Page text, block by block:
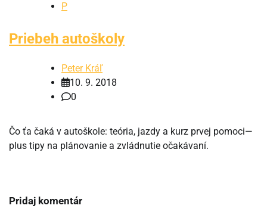
P
Priebeh autoškoly
Peter Kráľ
10. 9. 2018
0
Čo ťa čaká v autoškole: teória, jazdy a kurz prvej pomoci—
plus tipy na plánovanie a zvládnutie očakávaní.
Pridaj komentár